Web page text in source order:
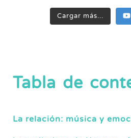
Cargar más...
Tabla de
La relación: música y